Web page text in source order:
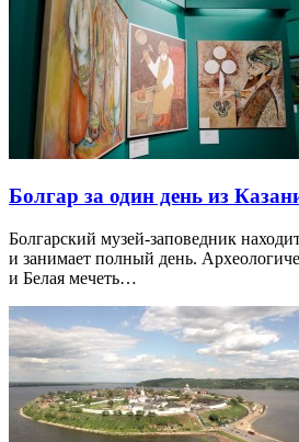
Болгар за один день из
Болгарский музей-заповедник
и занимает полный день.
и Белая мечеть…